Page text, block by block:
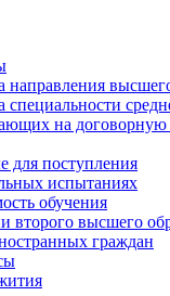
на договорную
для поступления
испытаниях
обучения
второго высшего
граждан